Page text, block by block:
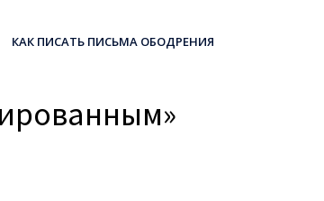
КАК ПИСАТЬ ПИСЬМА ОБОДРЕНИЯ